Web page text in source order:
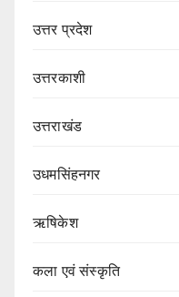
उत्तर प्रदेश
उत्तरकाशी
उत्तराखंड
उधमसिंहनगर
ऋषिकेश
कला एवं संस्कृति